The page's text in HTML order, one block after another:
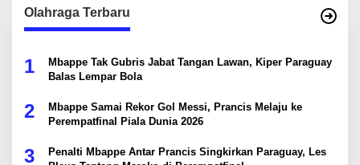
Olahraga Terbaru
1
Mbappe Tak Gubris Jabat Tangan Lawan, Kiper Paraguay
Balas Lempar Bola
2
Mbappe Samai Rekor Gol Messi, Prancis Melaju ke
Perempatfinal Piala Dunia 2026
3
Penalti Mbappe Antar Prancis Singkirkan Paraguay, Les